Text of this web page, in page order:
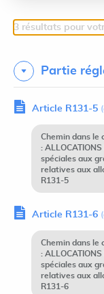
3 résultats pour
Partie
Article R131-5
Chemin dans le
:
spéciales aux
relatives aux
R131-5
Article R131-6
Chemin dans le
:
spéciales aux
relatives aux
R131-6